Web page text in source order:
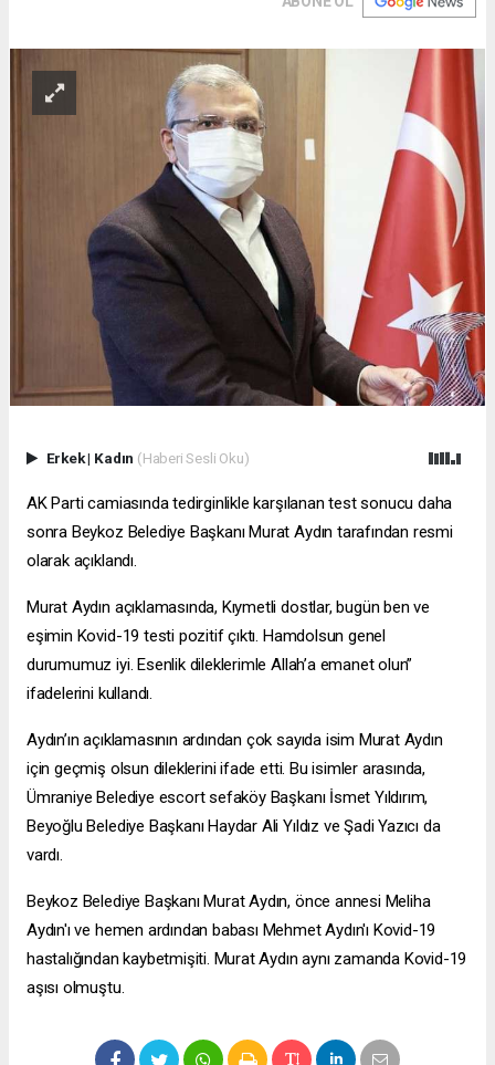
Erkek| Kadın (Haberi Sesli Oku)
AK Parti camiasında tedirginlikle karşılanan test sonucu daha
sonra Beykoz Belediye Başkanı Murat Aydın tarafından resmi
olarak açıklandı.
Murat Aydın açıklamasında, Kıymetli dostlar, bugün ben ve
eşimin Kovid-19 testi pozitif çıktı. Hamdolsun genel
durumumuz iyi. Esenlik dileklerimle Allah’a emanet olun”
ifadelerini kullandı.
Aydın’ın açıklamasının ardından çok sayıda isim Murat Aydın
için geçmiş olsun dileklerini ifade etti. Bu isimler arasında,
Ümraniye Belediye escort sefaköyBaşkanı İsmet Yıldırım,
Beyoğlu Belediye Başkanı Haydar Ali Yıldız ve Şadi Yazıcı da
vardı.
Beykoz Belediye Başkanı Murat Aydın, önce annesi Meliha
Aydın'ı ve hemen ardından babası Mehmet Aydın'ı Kovid-19
hastalığından kaybetmişiti. Murat Aydın aynı zamanda Kovid-19
aşısı olmuştu.